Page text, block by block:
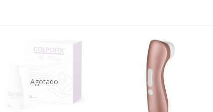
Agotado